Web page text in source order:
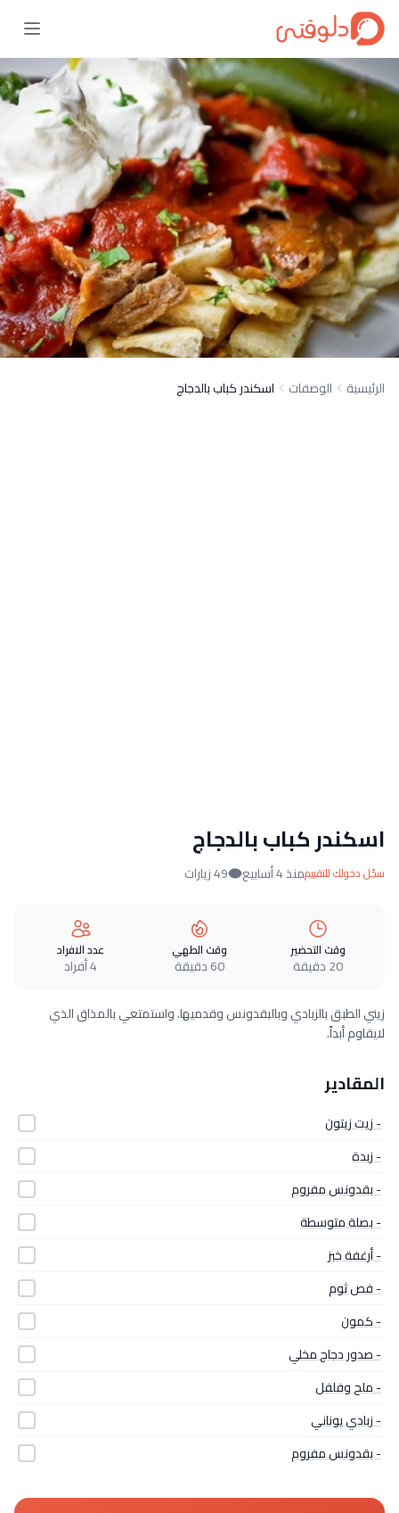
الرئيسية الوصفات اسكندر كباب بالدجاج
اسكندر كباب بالدجاج
سجّل دخولك للتقييممنذ 4 أسابيع 49 زيارات
وقت التحضير
20 دقيقة
وقت الطهي
60 دقيقة
عدد الافراد
4 أفراد
زيني الطبق بالزبادي وبالبقدونس وقدميها. واستمتعي بالمذاق الذي
لايقاوم أبداً.
المقادير
- زيت زيتون
- زبدة
- بقدونس مفروم
- بصلة متوسطة
- أرغفة خبز
- فص ثوم
- كمون
- صدور دجاج مخلي
- ملح وفلفل
- زبادي يوناني
- بقدونس مفروم